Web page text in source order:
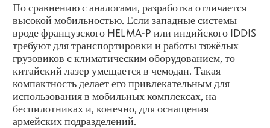
По сравнению с аналогами, разработка отличается
высокой мобильностью. Если западные системы
вроде французского HELMA-P или индийского IDDIS
требуют для транспортировки и работы тяжёлых
грузовиков с климатическим оборудованием, то
китайский лазер умещается в чемодан. Такая
компактность делает его привлекательным для
использования в мобильных комплексах, на
беспилотниках и, конечно, для оснащения
армейских подразделений.